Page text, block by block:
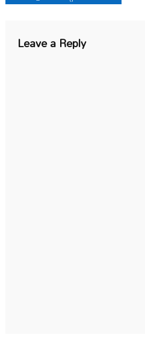
navigation
Leave a Reply